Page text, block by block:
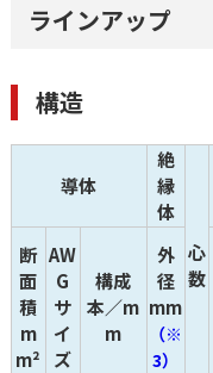
ラインアップ
構造
導体
絶
縁
体
心
数
断
面
積
m
m²
AW
G
サ
イ
ズ
構成
本／m
m
外
径
mm
（※
3）